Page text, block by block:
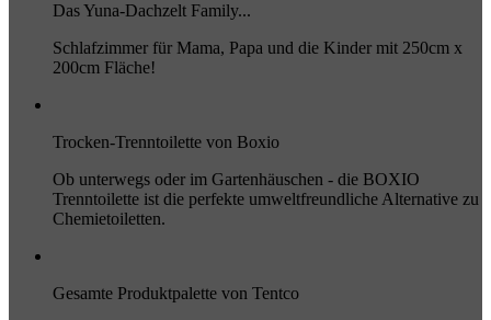
Das Yuna-Dachzelt Family...
Schlafzimmer für Mama, Papa und die Kinder mit 250cm x
200cm Fläche!
Trocken-Trenntoilette von Boxio
Ob unterwegs oder im Gartenhäuschen - die BOXIO
Trenntoilette ist die perfekte umweltfreundliche Alternative zu
Chemietoiletten.
Gesamte Produktpalette von Tentco